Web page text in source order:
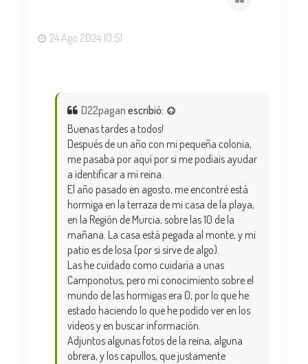
24 Ago 2024 10:51
D22pagan escribió:
Buenas tardes a todos!
Después de un año con mi pequeña colonia,
me pasaba por aquí por si me podíais ayudar
a identificar a mí reina.
El año pasado en agosto, me encontré está
hormiga en la terraza de mi casa de la playa,
en la Región de Murcia, sobre las 10 de la
mañana. La casa está pegada al monte, y mi
patio es de losa (por si sirve de algo).
Las he cuidado como cuidaría a unas
Camponotus, pero mi conocimiento sobre el
mundo de las hormigas era 0, por lo que he
estado haciendo lo que he podido ver en los
vídeos y en buscar información.
Adjuntos algunas fotos de la reina, alguna
obrera, y los capullos, que justamente